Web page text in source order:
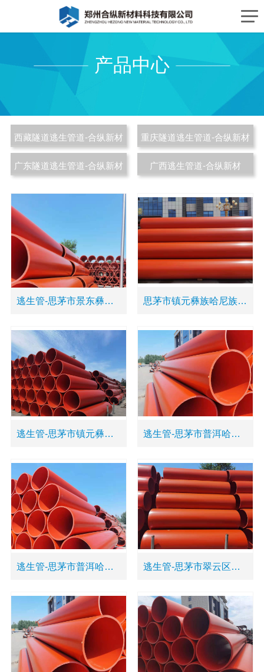
产品中心
西藏隧道逃生管道-合纵新材 重庆隧道逃生管道-合纵新材
广东隧道逃生管道-合纵新材 广西逃生管道-合纵新材
逃生管-思茅市景东彝族自治县超高分子逃命管道 思茅市镇元彝族哈尼族祜族自治县塑料救援管道
逃生管-思茅市镇元彝族哈尼族祜族自治县塑料应急管道 逃生管-思茅市普洱哈尼族彝族自治县塑料安全管道
逃生管-思茅市普洱哈尼族彝族自治县塑料生命管道 逃生管-思茅市翠云区塑料事故管道